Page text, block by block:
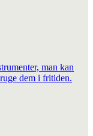
man kan
dem i fritiden.